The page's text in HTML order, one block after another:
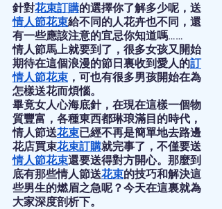
針對花束訂購的選擇你了解多少呢，送
情人節花束給不同的人花卉也不同，還
有一些應該注意的宜忌你知道嗎……
情人節馬上就要到了，很多女孩又開始
期待在這個浪漫的節日裏收到愛人的訂
情人節花束 ，可也有很多男孩開始在為
怎樣送花而煩惱。
畢竟女人心海底針，在現在這樣一個物
質豐富，各種東西都琳琅滿目的時代，
情人節送花束已經不再是簡單地去路邊
花店買束花束訂購就完事了，不僅要送
情人節花束還要送得對方開心。那麼到
底有那些情人節送花束的技巧和解決這
些男生的燃眉之急呢？今天在這裏就為
大家深度剖析下。